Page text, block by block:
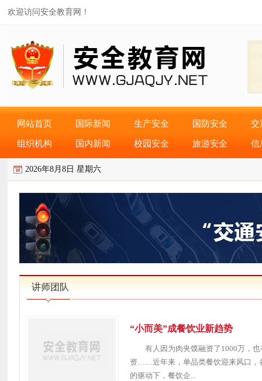
欢迎访问安全教育网！
网站首页 国际新闻 生产安全 国防安全 交
组织机构 国内新闻 校园安全 旅游安全 信
2026年8月8日 星期六
讲师团队
“小而美”成餐饮业新趋势
有人因为肉夹馍融资了1000万，也
资……近年来，单品类餐饮迎来风口
的驱动下，餐饮企...